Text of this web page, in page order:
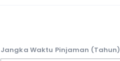
Jangka Waktu Pinjaman (Tahun)